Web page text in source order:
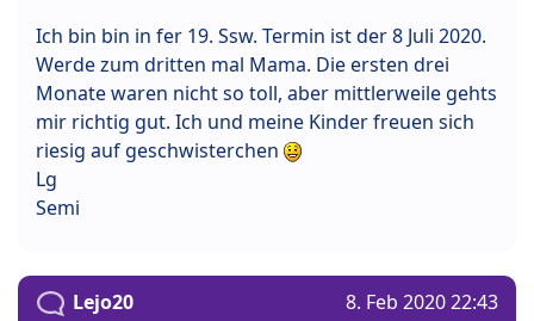
Ich bin bin in fer 19. Ssw. Termin ist der 8 Juli 2020.
Werde zum dritten mal Mama. Die ersten drei
Monate waren nicht so toll, aber mittlerweile gehts
mir richtig gut. Ich und meine Kinder freuen sich
riesig auf geschwisterchen
Lg
Semi
Lejo20 8. Feb 2020 22:43